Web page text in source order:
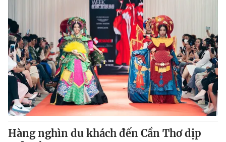
Hàng nghìn du khách đến Cần Thơ dịp